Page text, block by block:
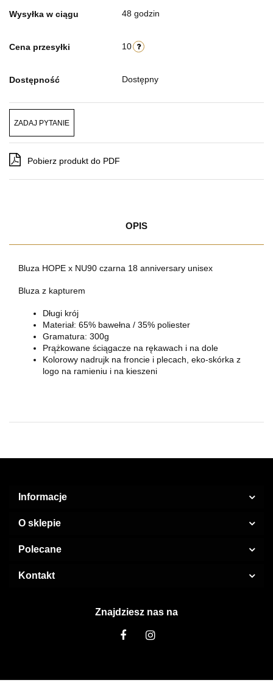
Wysyłka w ciągu 48 godzin
Cena przesyłki 10
Dostępność Dostępny
ZADAJ PYTANIE
Pobierz produkt do PDF
OPIS
Bluza HOPE x NU90 czarna 18 anniversary unisex
Bluza z kapturem
Długi krój
Materiał: 65% bawełna / 35% poliester
Gramatura: 300g
Prążkowane ściągacze na rękawach i na dole
Kolorowy nadrujk na froncie i plecach, eko-skórka z
logo na ramieniu i na kieszeni
Informacje
O sklepie
Polecane
Kontakt
Znajdziesz nas na